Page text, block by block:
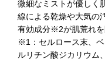
微細なミストが優しく
線による乾燥や大気の
有効成分※2が肌荒れを
※1：セルロース末、
ルリチン酸ジカリウム